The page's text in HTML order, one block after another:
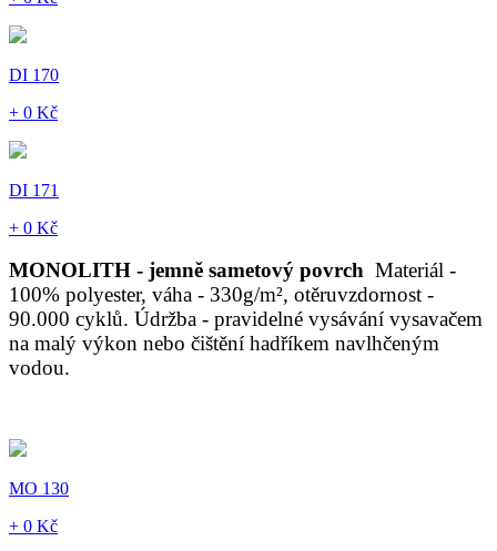
DI 170
+ 0 Kč
DI 171
+ 0 Kč
MONOLITH - jemně sametový povrch Materiál -
100% polyester, váha - 330g/m², otěruvzdornost -
90.000 cyklů. Údržba - pravidelné vysávání vysavačem
na malý výkon nebo čištění hadříkem navlhčeným
vodou.
MO 130
+ 0 Kč